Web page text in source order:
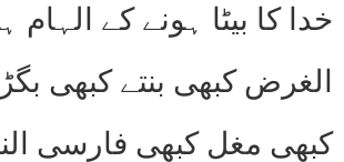
خدا کا بیٹا ہونے کے الہام
الغرض کبھی بنتے کبھی
کبھی مغل کبھی فارسی